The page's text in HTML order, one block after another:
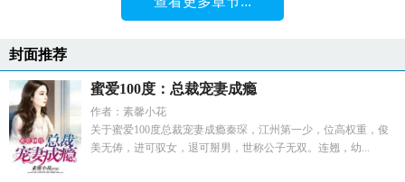
封面推荐
蜜爱100度：总裁宠妻成瘾
作者：素馨小花
关于蜜爱100度总裁宠妻成瘾秦琛，江州第一少，位高权重，俊
美无俦，进可驭女，退可掰男，世称公子无双。连翘，幼...